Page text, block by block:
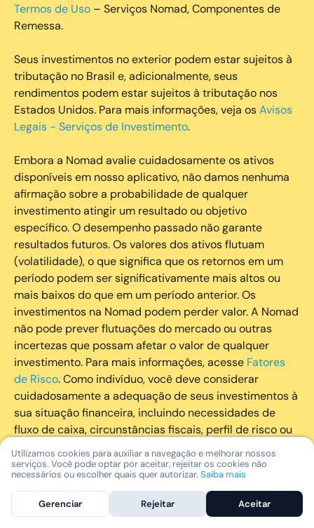
Termos de Uso – Serviços Nomad, Componentes de
Remessa.
Seus investimentos no exterior podem estar sujeitos à
tributação no Brasil e, adicionalmente, seus
rendimentos podem estar sujeitos à tributação nos
Estados Unidos. Para mais informações, veja osAvisos
Legais - Serviços de Investimento.
Embora a Nomad avalie cuidadosamente os ativos
disponíveis em nosso aplicativo, não damos nenhuma
afirmação sobre a probabilidade de qualquer
investimento atingir um resultado ou objetivo
específico. O desempenho passado não garante
resultados futuros. Os valores dos ativos flutuam
(volatilidade), o que significa que os retornos em um
período podem ser significativamente mais altos ou
mais baixos do que em um período anterior. Os
investimentos na Nomad podem perder valor. A Nomad
não pode prever flutuações do mercado ou outras
incertezas que possam afetar o valor de qualquer
investimento. Para mais informações, acesse Fatores
de Risco. Como indivíduo, você deve considerar
cuidadosamente a adequação de seus investimentos à
sua situação financeira, incluindo necessidades de
fluxo de caixa, circunstâncias fiscais, perfil de risco ou
outros fatores subjetivos. É recomendado que você
utilize todos os recursos disponíveis para se informar
sobre investimentos de maneira geral e sobre a
composição geral de seu portfólio. Questões fiscais ou
legais relativas aos investimentos realizados através da
Utilizamos cookies para auxiliar a navegação e melhorar nossos
serviços. Você pode optar por aceitar, rejeitar os cookies não
necessários ou escolher quais quer autorizar. Saiba mais
Gerenciar Rejeitar Aceitar